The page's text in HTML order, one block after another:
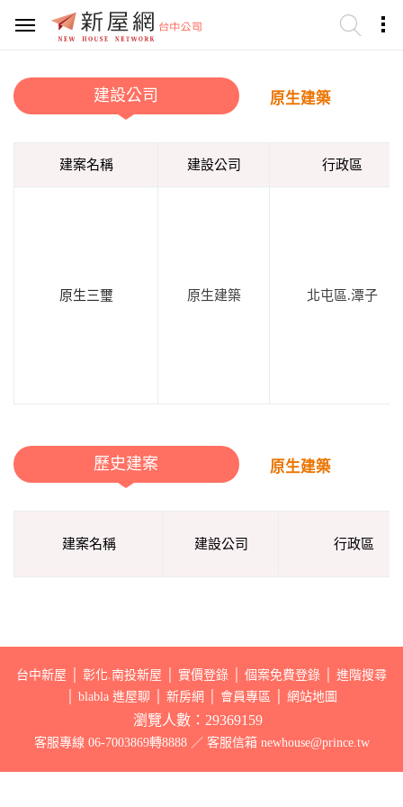
建設公司 原生建築
建案名稱 建設公司 行政區
原生三璽 原生建築 北屯區.潭子
歷史建案 原生建築
建案名稱 建設公司 行政區
台中新屋 彰化.南投新屋 實價登錄 個案免費登錄
進階搜尋
blabla 進屋聊 新房網 會員專區 網站地圖
瀏覽人數：29369159
客服專線 06-7003869轉8888 ／ 客服信箱 newhouse@prince.tw